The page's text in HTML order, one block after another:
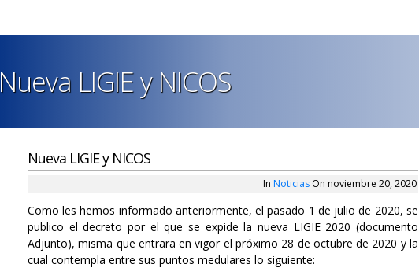
Nueva LIGIE y NICOS
Nueva LIGIE y NICOS
In NoticiasOn noviembre 20, 2020
Como les hemos informado anteriormente, el pasado 1 de julio de 2020, se
publico el decreto por el que se expide la nueva LIGIE 2020 (documento
Adjunto), misma que entrara en vigor el próximo 28 de octubre de 2020 y la
cual contempla entre sus puntos medulares lo siguiente: